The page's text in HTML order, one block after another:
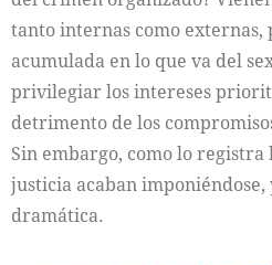
tanto internas como externas,
acumulada en lo que va del
privilegiar los intereses
detrimento de los
Sin embargo, como lo
justicia acaban imponiéndose,
dramática.